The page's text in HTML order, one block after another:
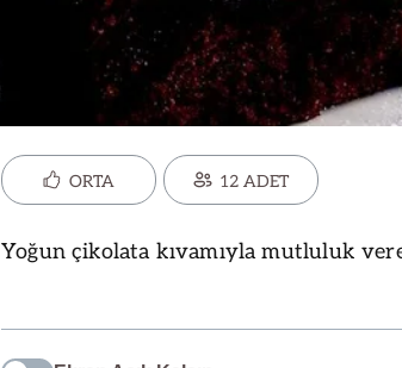
ORTA 12 ADET
Yoğun çikolata kıvamıyla mutluluk